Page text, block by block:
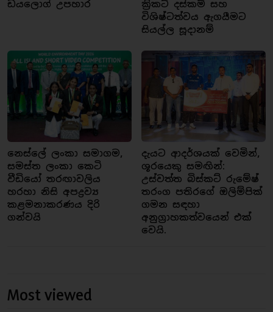
ඩයලොග් උපහාර
ක්‍රිකට් දස්කම් සහ
විශිෂ්ටත්වය ඇගයීමට
සියල්ල සූදානම්
නෙස්ලේ ලංකා සමාගම,
සමස්ත ලංකා කෙටි
වීඩියෝ තරඟාවලිය
හරහා නිසි අපද්‍රව්‍ය
කළමනාකරණය දිරි
ගන්වයි
දැයට ආදර්ශයක් වෙමින්,
ශූරයෙකු සමඟින්:
උස්වත්ත බිස්කට් රුමේෂ්
තරංග පතිරගේ ඔලිම්පික්
ගමන සඳහා
අනුග්‍රාහකත්වයෙන් එක්
වෙයි.
Most viewed